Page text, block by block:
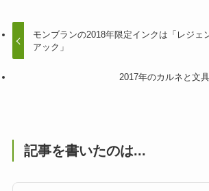
モンブランの2018年限定インクは「レジェ
アック」
2017年のカルネと文
記事を書いたのは...